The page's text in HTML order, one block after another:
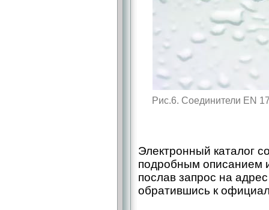
Рис.6. Cоединители EN
Электронный каталог
подробным описанием
послав запрос на
обратившись к